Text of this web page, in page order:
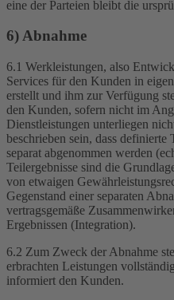
eine der Parteien bleibt die
6) Abnahme
6.1 Werkleistungen, also
Services für den Kunden in
erstellt und ihm zur Verfügung
den Kunden, sofern nicht im
Dienstleistungen unterliegen
beschrieben sein, dass
separat abgenommen werden
Teilergebnisse sind die
von etwaigen
Gegenstand einer separaten
vertragsgemäße
Ergebnissen (Integration).
6.2 Zum Zweck der Abnahme
erbrachten Leistungen
informiert den Kunden.